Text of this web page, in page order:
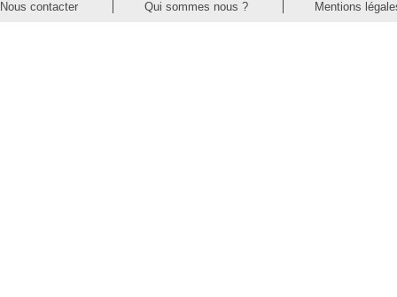
Nous contacter Qui sommes nous ? Mentions